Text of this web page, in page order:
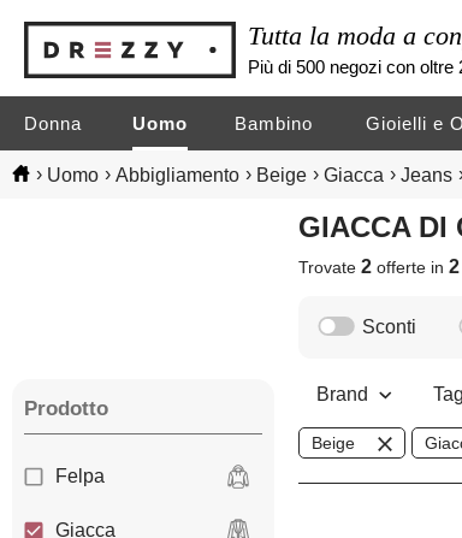
Tutta la moda a
Più di 500 negozi con oltre
Donna Uomo Bambino Gioielli e
› Uomo › Abbigliamento › Beige › Giacca › Jeans
GIACCA
Trovate2 offerte in2
Prodotto
Felpa
Giacca
Sconti
Brand
Beige